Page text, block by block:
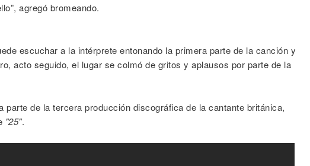
agregó bromeando.
escuchar a la intérprete entonando la primera parte de la canción y
acto seguido, el lugar se colmó de gritos y aplausos por parte de la
parte de la tercera producción discográfica de la cantante británica,
"25".